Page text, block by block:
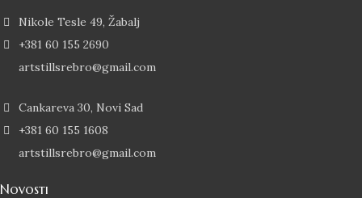
Nikole Tesle 49, Žabalj
+381 60 155 2690
artstillsrebro@gmail.com
Cankareva 30, Novi Sad
+381 60 155 1608
artstillsrebro@gmail.com
Novosti